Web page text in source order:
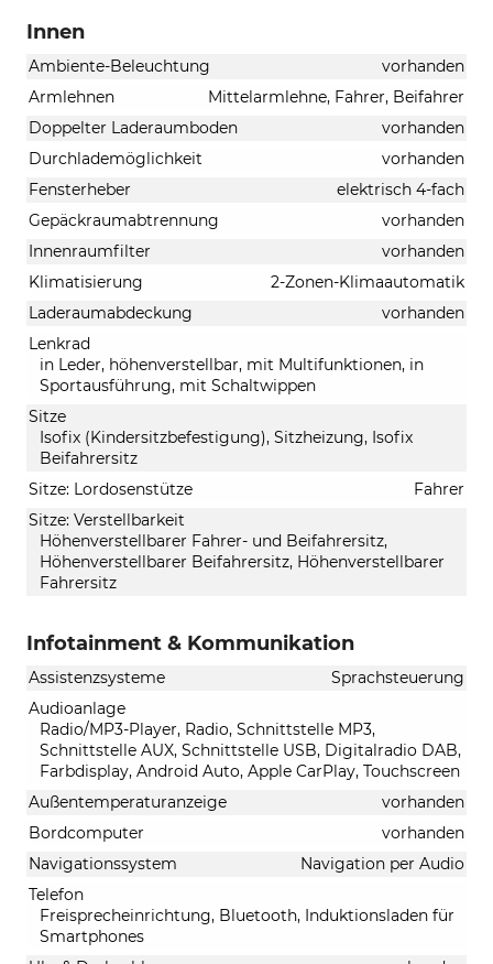
Innen
Ambiente-Beleuchtung
vorhanden
Armlehnen
Mittelarmlehne, Fahrer, Beifahrer
Doppelter Laderaumboden
vorhanden
Durchlademöglichkeit
vorhanden
Fensterheber
elektrisch 4-fach
Gepäckraumabtrennung
vorhanden
Innenraumfilter
vorhanden
Klimatisierung
2-Zonen-Klimaautomatik
Laderaumabdeckung
vorhanden
Lenkrad
in Leder, höhenverstellbar, mit Multifunktionen, in
Sportausführung, mit Schaltwippen
Sitze
Isofix (Kindersitzbefestigung), Sitzheizung, Isofix
Beifahrersitz
Sitze: Lordosenstütze
Fahrer
Sitze: Verstellbarkeit
Höhenverstellbarer Fahrer- und Beifahrersitz,
Höhenverstellbarer Beifahrersitz, Höhenverstellbarer
Fahrersitz
Infotainment & Kommunikation
Assistenzsysteme
Sprachsteuerung
Audioanlage
Radio/MP3-Player, Radio, Schnittstelle MP3,
Schnittstelle AUX, Schnittstelle USB, Digitalradio DAB,
Farbdisplay, Android Auto, Apple CarPlay, Touchscreen
Außentemperaturanzeige
vorhanden
Bordcomputer
vorhanden
Navigationssystem
Navigation per Audio
Telefon
Freisprecheinrichtung, Bluetooth, Induktionsladen für
Smartphones